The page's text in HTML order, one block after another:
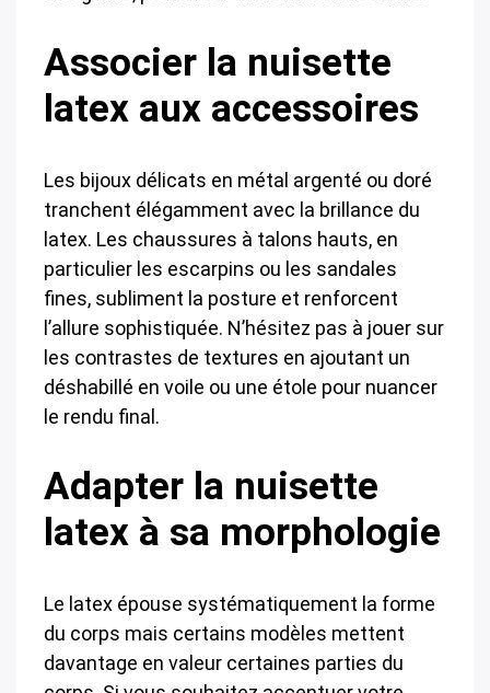
Associer la nuisette
latex aux accessoires
Les bijoux délicats en métal argenté ou doré
tranchent élégamment avec la brillance du
latex. Les chaussures à talons hauts, en
particulier les escarpins ou les sandales
fines, subliment la posture et renforcent
l’allure sophistiquée. N’hésitez pas à jouer sur
les contrastes de textures en ajoutant un
déshabillé en voile ou une étole pour nuancer
le rendu final.
Adapter la nuisette
latex à sa morphologie
Le latex épouse systématiquement la forme
du corps mais certains modèles mettent
davantage en valeur certaines parties du